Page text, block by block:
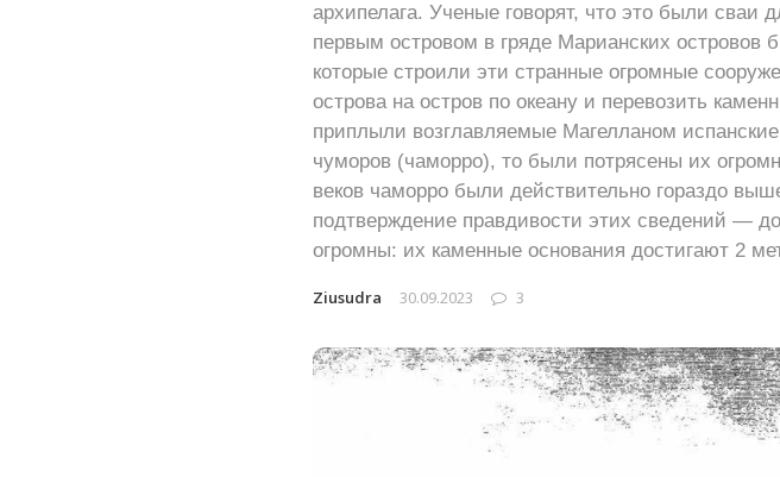
архипелага. Ученые говорят, что это были сваи
первым островом в гряде Марианских
которые строили эти странные огромные
острова на остров по океану и перевозить
приплыли возглавляемые Магелланом
чуморов (чаморро), то были потрясены их
веков чаморро были действительно гораздо
подтверждение правдивости этих сведений —
огромны: их каменные основания достигают 2
Ziusudra 30.09.2023 3